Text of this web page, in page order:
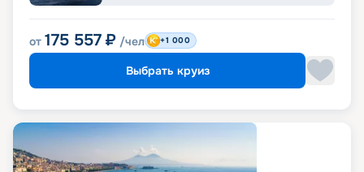
от 175 557 ₽ /чел +1 000
Выбрать круиз